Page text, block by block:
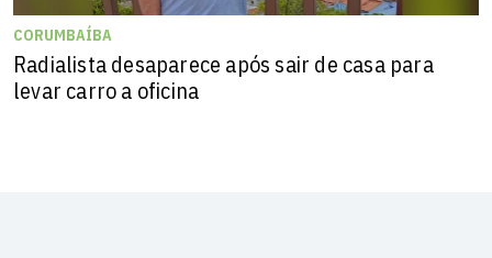
CORUMBAÍBA
Radialista desaparece após sair de casa para
levar carro a oficina